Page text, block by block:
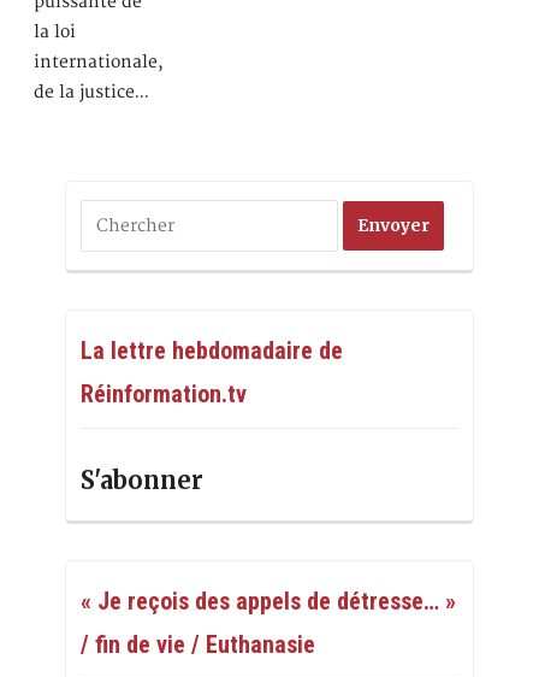
la loi
internationale,
de la justice…
La lettre hebdomadaire de
Réinformation.tv
S'abonner
« Je reçois des appels de détresse… »
/ fin de vie / Euthanasie